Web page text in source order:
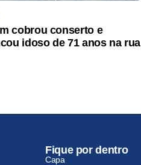
cobrou conserto e
idoso de 71 anos na rua
Fique por dentro
Capa